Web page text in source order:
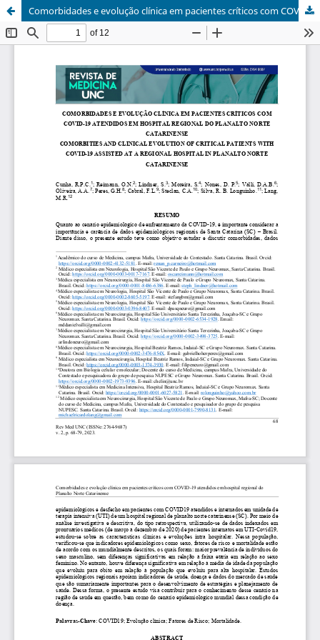
Comorbidades e evolução clínica em pacientes críticos com COVID-19 atendidos em hospital regional do Planalto Norte Catarinense